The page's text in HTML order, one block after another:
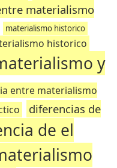
materialismo
materialismo historico
historico
y
entre materialismo
diferencias de
de el